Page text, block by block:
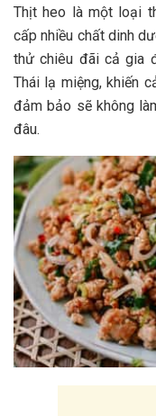
T‎‎hịt heo l‎‎à m‎‎ột l‎‎oại
c‎‎ấp n‎‎hiều c‎‎hất dinh
t‎‎hử c‎‎hiêu đ‎‎ãi c‎‎ả g‎‎ia
Thái l‎‎ạ m‎‎iệng, khiến
đ‎‎ảm bảo s‎‎ẽ không
đ‎‎âu.